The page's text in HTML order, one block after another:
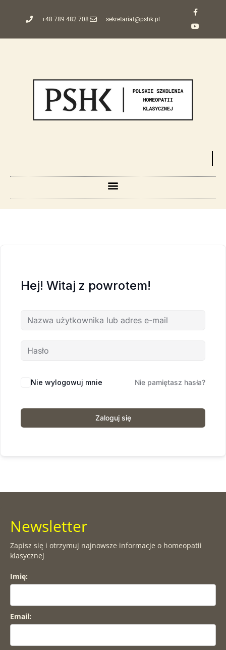
+48 789 482 708 sekretariat@pshk.pl
Hej! Witaj z powrotem!
Nie wylogowuj mnie Nie pamiętasz hasła?
Zaloguj się
Newsletter
Zapisz się i otrzymuj najnowsze informacje o homeopatii
klasycznej
Imię:
Email: